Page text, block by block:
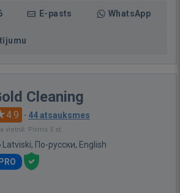
E-pasts WhatsApp
Cleaning
4.9 · 44 atsauksmes
vietnē: Pirms 5 st.
Latviski, По-русски, English
PRO